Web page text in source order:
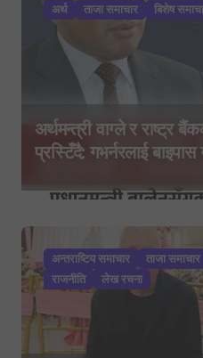
अर्थ ताजा समाचार बिशेष
अर्थमन्त्री वाग्ले र राष्ट्र
प्रस्टिँदै: गभर्नरलाई बाइपास
अन्तराष्टिय समाचार ताजा समाचार
राजनीति
लेख रचना